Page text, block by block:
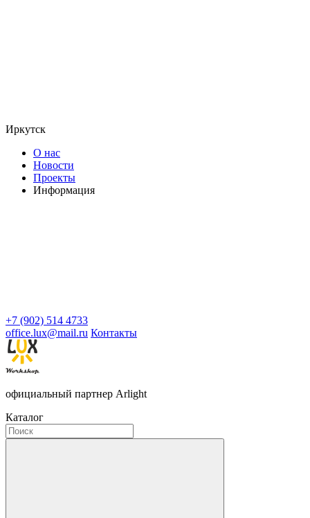
Иркутск
О нас
Новости
Проекты
Информация
+7 (902) 514 4733
office.lux@mail.ru Контакты
официальный партнер Arlight
Каталог